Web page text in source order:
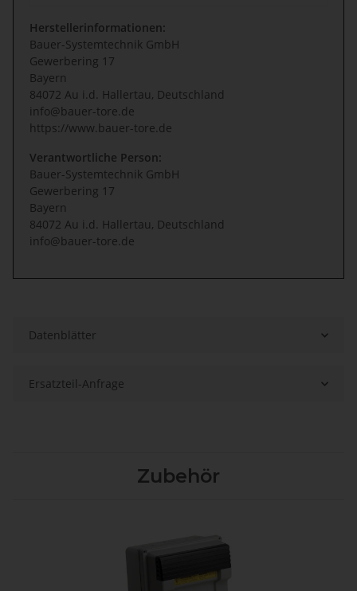
Herstellerinformationen:
Bauer-Systemtechnik GmbH
Gewerbering 17
Bayern
84072 Au i.d. Hallertau, Deutschland
info@bauer-tore.de
https://www.bauer-tore.de
Verantwortliche Person:
Bauer-Systemtechnik GmbH
Gewerbering 17
Bayern
84072 Au i.d. Hallertau, Deutschland
info@bauer-tore.de
Datenblätter
Ersatzteil-Anfrage
Zubehör